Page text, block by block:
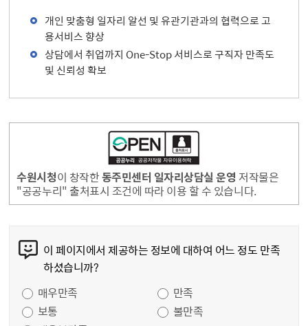
개인 맞춤형 일자리 알선 및 유관기관과의 협력으로 고
용서비스 향상
상담에서 취업까지 One-Stop 서비스로 구직자 만족도
및 신뢰성 확보
수원시청이 창작한동주민센터 일자리상담실 운영 저작물은
"공공누리" 출처표시 조건에 따라 이용 할 수 있습니다.
이 페이지에서 제공하는 정보에 대하여 어느 정도 만족
하셨습니까?
매우만족
만족
보통
불만족